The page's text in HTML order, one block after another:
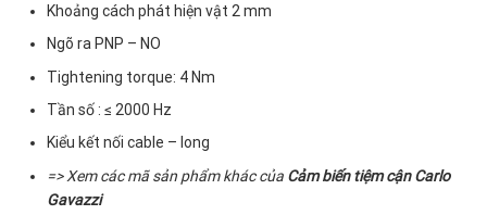
Khoảng cách phát hiện vật 2 mm
Ngõ ra PNP – NO
Tightening torque: 4 Nm
Tần số : ≤ 2000 Hz
Kiểu kết nối cable – long
=> Xem các mã sản phẩm khác của Cảm biến tiệm cận Carlo
Gavazzi